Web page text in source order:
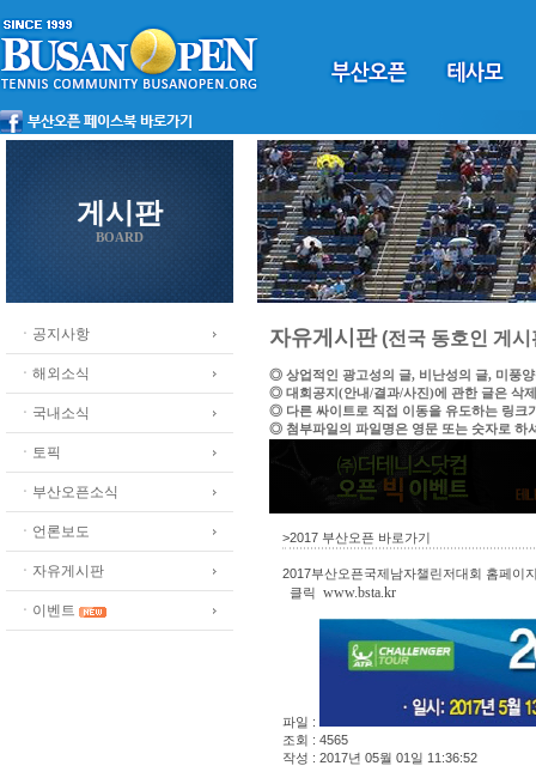
게시판
BOARD
ㆍ공지사항
ㆍ해외소식
ㆍ국내소식
ㆍ토픽
ㆍ부산오픈소식
ㆍ언론보도
ㆍ자유게시판
ㆍ이벤트
자유게시판(전국 동호인 게시
◎ 상업적인 광고성의 글, 비난성의 글, 미풍
◎ 대회공지(안내/결과/사진)에 관한 글은 삭
◎ 다른 싸이트로 직접 이동을 유도하는 링크
◎ 첨부파일의 파일명은 영문 또는 숫자로 하
>2017 부산오픈 바로가기
2017부산오픈국제남자챌린저대회 홈페이
클릭 www.bsta.kr
파일 :
조회 : 4565
작성 : 2017년 05월 01일 11:36:52